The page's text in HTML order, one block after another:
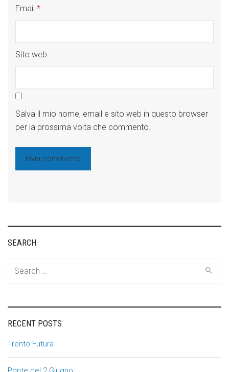
Email *
Sito web
Salva il mio nome, email e sito web in questo browser
per la prossima volta che commento.
SEARCH
RECENT POSTS
Trento Futura